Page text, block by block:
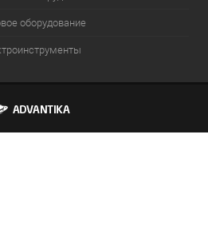
оборудование